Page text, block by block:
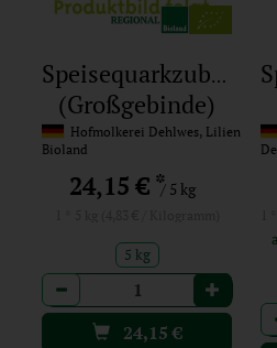
(Großgebinde)
Hofmolkerei Dehlwes, Lilienthal
Bioland
24,15 € */ 5 kg
5 kg
Anzahl
24,15€